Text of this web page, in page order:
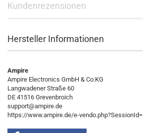
Kundenrezensionen
Hersteller Informationen
Ampire
Ampire Electronics GmbH & Co.KG
Langwadener Straße 60
DE 41516 Grevenbroich
support@ampire.de
https://www.ampire.de/e-vendo.php?SessionId=